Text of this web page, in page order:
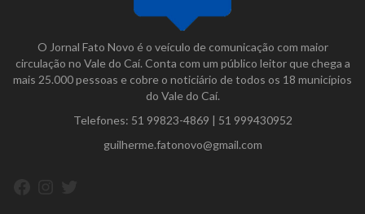
O Jornal Fato Novo é o veículo de comunicação com maior
circulação no Vale do Caí. Conta com um público leitor que chega a
mais 25.000 pessoas e cobre o noticiário de todos os 18 municípios
do Vale do Caí.
Telefones: 51 99823-4869 | 51 999430952
guilherme.fatonovo@gmail.com